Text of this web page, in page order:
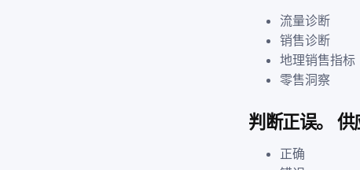
流量诊断
销售诊断
地理销售指标
零售洞察
判断正误。 供
正确